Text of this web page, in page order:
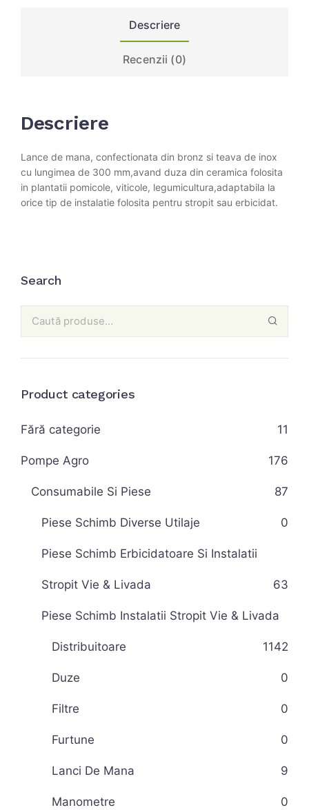
Descriere
Recenzii (0)
Descriere
Lance de mana, confectionata din bronz si teava de inox
cu lungimea de 300 mm,avand duza din ceramica folosita
in plantatii pomicole, viticole, legumicultura,adaptabila la
orice tip de instalatie folosita pentru stropit sau erbicidat.
Search
Product categories
Fără categorie 11
Pompe Agro 176
Consumabile Si Piese 87
Piese Schimb Diverse Utilaje 0
Piese Schimb Erbicidatoare Si Instalatii
Stropit Vie & Livada 63
Piese Schimb Instalatii Stropit Vie & Livada
42
Distribuitoare 11
Duze 0
Filtre 0
Furtune 0
Lanci De Mana 9
Manometre 0